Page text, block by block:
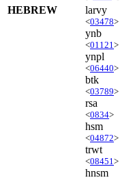
HEBREW larvy
<03478>
ynb
<01121 >
ynpl
<06440>
btk
<03789>
rsa
<0834>
hsm
<04872>
trwt
<08451 >
hnsm